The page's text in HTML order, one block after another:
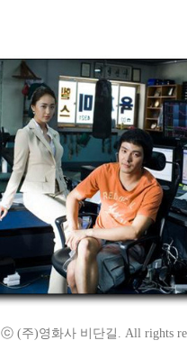
ⓒ (주)영화사 비단길. All rights